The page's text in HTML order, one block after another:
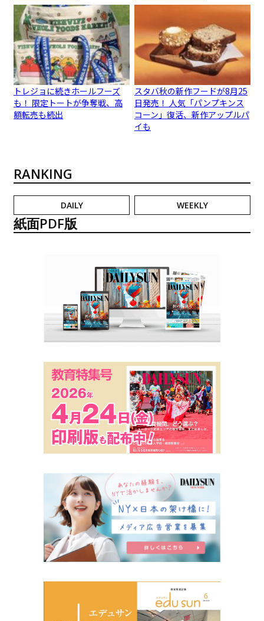
トレジョに続きホールフーズ
も！ 限定トートが争奪戦、高
額転売も続出
スタバ秋の新作フードが8月25
日発売！ 人気「パンプキンス
コーン」復活、新作アップルパ
イも
RANKING
DAILY WEEKLY
紙面PDF版